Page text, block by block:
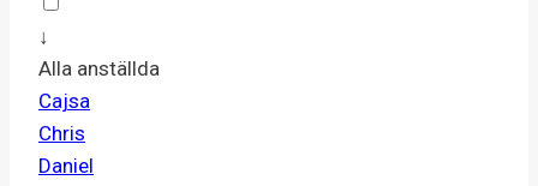
↓
Alla anställda
Cajsa
Chris
Daniel